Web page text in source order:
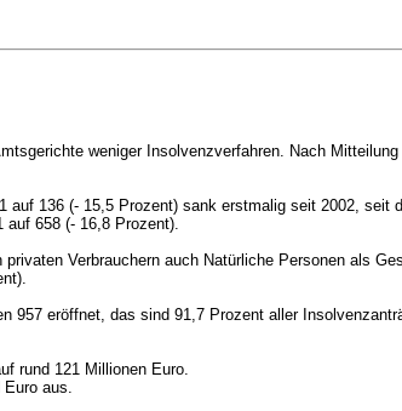
weniger Insolvenzverfahren. Nach
auf 136 (- 15,5 Prozent) sank erstmalig seit 2002, seit
auf 658 (- 16,8 Prozent).
Verbrauchern auch Natürliche Personen als
957 eröffnet, das sind 91,7 Prozent aller
rund 121 Millionen Euro.
Euro aus.